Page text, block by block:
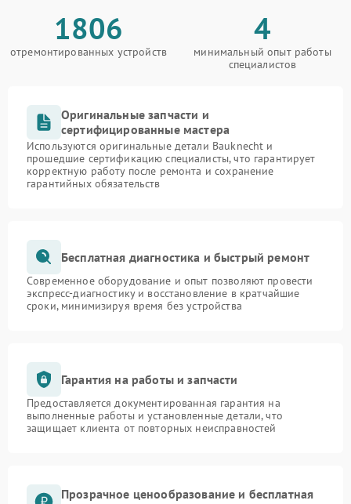
1806
отремонтированных устройств
4
минимальный опыт работы
специалистов
Оригинальные запчасти и
сертифицированные мастера
Используются оригинальные детали Bauknecht и
прошедшие сертификацию специалисты, что гарантирует
корректную работу после ремонта и сохранение
гарантийных обязательств
Бесплатная диагностика и быстрый ремонт
Современное оборудование и опыт позволяют провести
экспресс-диагностику и восстановление в кратчайшие
сроки, минимизируя время без устройства
Гарантия на работы и запчасти
Предоставляется документированная гарантия на
выполненные работы и установленные детали, что
защищает клиента от повторных неисправностей
Прозрачное ценообразование и бесплатная